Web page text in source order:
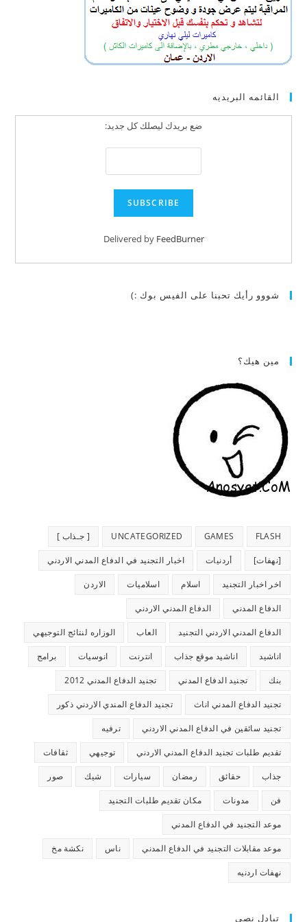
القائمه البريديه
ضع بريدك ليصلك كل جديد:
Delivered by FeedBurner
شووو رأيك تحبنا على الفيس بوك :)
مين هيك؟
FLASH
GAMES
UNCATEGORIZED [ جـذاب ]
[نهفات] أردنيات اخبار التجنيد في الدفاع المدني الاردني
اخر اخبار التجنيد اسلام اسلاميات الاردن
الدفاع المدني الدفاع المدني الاردني
الدفاع المدني الاردني التجنيد العاب الوزاره لنتائج التوجيهي
اناشيد اناشيد موقع جذاب انترنت انوسيات برامج
بنك تجنيد الدفاع المدني تجنيد الدفاع المدني 2012
تجنيد الدفاع المدني اناث تجنيد الدفاع المندي الاردني ذكور
تجنيد سائقين في الدفاع المدني الاردني ترفيه
تقديم طلبات تجنيد الدفاع المدني الاردني توجيهي ثقافات
جذاب حقائق رمضان سيارات شيك صور
فن مدونات مكان تقديم طلبات التجنيد
موعد التجنيد في الدفاع المدني
موعد مقابلات التجنيد في الدفاع المدني ناس نكشة مخ
نهفات اردنيه
تبادل نصي